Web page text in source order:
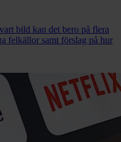
bild kan det bero på flera
felkällor samt förslag på hur